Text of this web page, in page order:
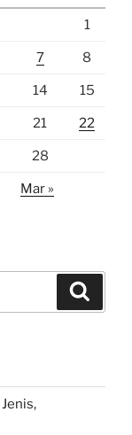
1
7 8
14 15
21 22
28
Mar »